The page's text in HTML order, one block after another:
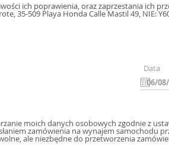
ich poprawienia, oraz zaprzestania ich
35-509 Playa Honda Calle Mastil 49, NIE:
Data
moich danych osobowych zgodnie z
zamówienia na wynajem samochodu
ale niezbędne do przetworzenia